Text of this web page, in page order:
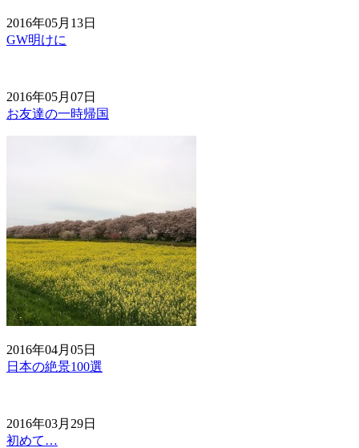
2016年05月13日
GW明けに
2016年05月07日
お友達の一時帰国
2016年04月05日
日本の絶景100選
2016年03月29日
初めて…